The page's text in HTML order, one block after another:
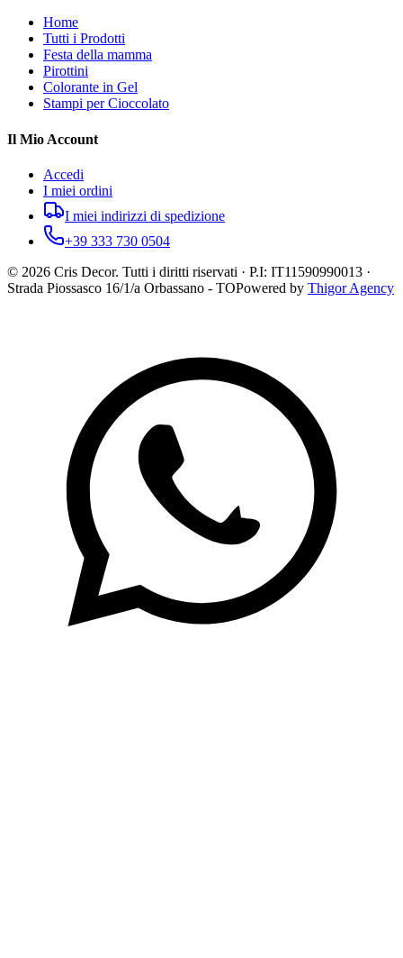
Home
Tutti i Prodotti
Festa della mamma
Pirottini
Colorante in Gel
Stampi per Cioccolato
Il Mio Account
Accedi
I miei ordini
I miei indirizzi di spedizione
+39 333 730 0504
© 2026 Cris Decor. Tutti i diritti riservati · P.I: IT11590990013 ·
Strada Piossasco 16/1/a Orbassano - TOPowered by Thigor Agency